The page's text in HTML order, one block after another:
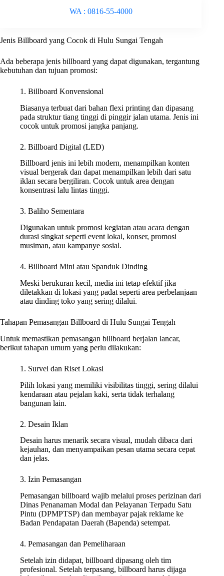
WA : 0816-55-4000
Jenis Billboard yang Cocok di Hulu Sungai Tengah
Ada beberapa jenis billboard yang dapat digunakan, tergantung
kebutuhan dan tujuan promosi:
1. Billboard Konvensional
Biasanya terbuat dari bahan flexi printing dan dipasang
pada struktur tiang tinggi di pinggir jalan utama. Jenis ini
cocok untuk promosi jangka panjang.
2. Billboard Digital (LED)
Billboard jenis ini lebih modern, menampilkan konten
visual bergerak dan dapat menampilkan lebih dari satu
iklan secara bergiliran. Cocok untuk area dengan
konsentrasi lalu lintas tinggi.
3. Baliho Sementara
Digunakan untuk promosi kegiatan atau acara dengan
durasi singkat seperti event lokal, konser, promosi
musiman, atau kampanye sosial.
4. Billboard Mini atau Spanduk Dinding
Meski berukuran kecil, media ini tetap efektif jika
diletakkan di lokasi yang padat seperti area perbelanjaan
atau dinding toko yang sering dilalui.
Tahapan Pemasangan Billboard di Hulu Sungai Tengah
Untuk memastikan pemasangan billboard berjalan lancar,
berikut tahapan umum yang perlu dilakukan:
1. Survei dan Riset Lokasi
Pilih lokasi yang memiliki visibilitas tinggi, sering dilalui
kendaraan atau pejalan kaki, serta tidak terhalang
bangunan lain.
2. Desain Iklan
Desain harus menarik secara visual, mudah dibaca dari
kejauhan, dan menyampaikan pesan utama secara cepat
dan jelas.
3. Izin Pemasangan
Pemasangan billboard wajib melalui proses perizinan dari
Dinas Penanaman Modal dan Pelayanan Terpadu Satu
Pintu (DPMPTSP) dan membayar pajak reklame ke
Badan Pendapatan Daerah (Bapenda) setempat.
4. Pemasangan dan Pemeliharaan
Setelah izin didapat, billboard dipasang oleh tim
profesional. Setelah terpasang, billboard harus dijaga